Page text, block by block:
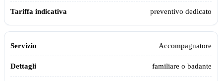
preventivo dedicato
Accompagnatore
familiare o badante